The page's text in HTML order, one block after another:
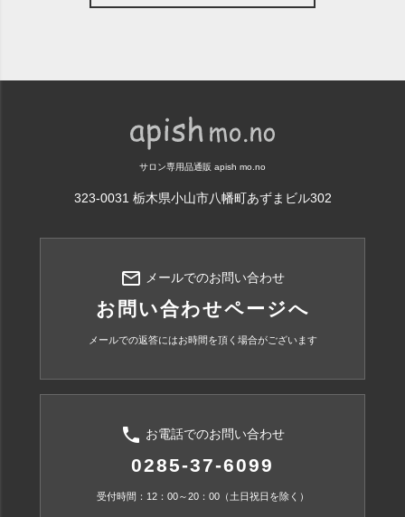
サロン専用品通販 apish mo.no
323-0031 栃木県小山市八幡町あずまビル302
mail_outline メールでのお問い合わせ
お問い合わせページへ
メールでの返答にはお時間を頂く場合がございます
phone お電話でのお問い合わせ
0285-37-6099
受付時間：12：00～20：00（土日祝日を除く）